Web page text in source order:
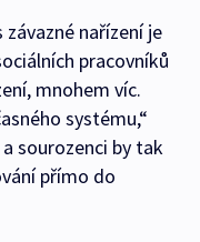
nařízení je
pracovníků
mnohem víc.
systému,“
sourozenci by tak
přímo do